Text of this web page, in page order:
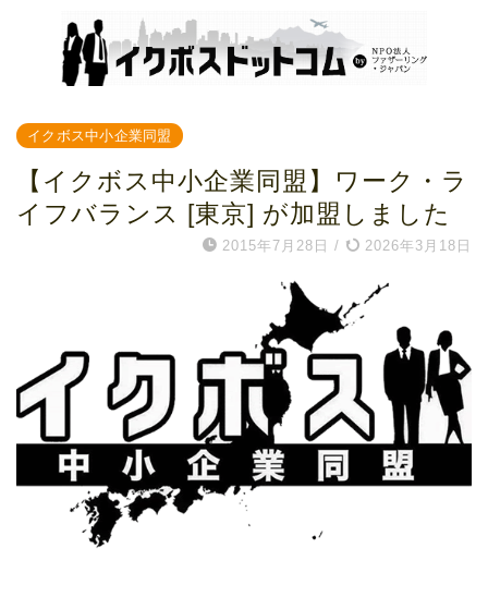
イクボス中小企業同盟
【イクボス中小企業同盟】ワーク・ラ
イフバランス [東京] が加盟しました
2015年7月28日 / 2026年3月18日